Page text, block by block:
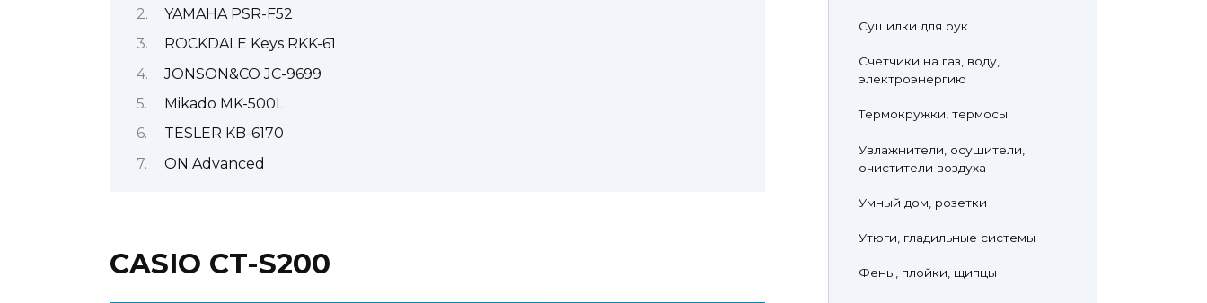
YAMAHA PSR-F52
ROCKDALE Keys RKK-61
JONSON&CO JC-9699
Mikado MK-500L
TESLER KB-6170
ON Advanced
CASIO CT-S200
Сушилки для рук
Счетчики на газ, воду,
электроэнергию
Термокружки, термосы
Увлажнители, осушители,
очистители воздуха
Умный дом, розетки
Утюги, гладильные системы
Фены, плойки, щипцы